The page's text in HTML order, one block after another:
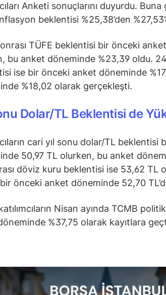
Anketi sonuçlarını duyurdu. Buna
beklentisi %25,38’den
TÜFE beklentisi bir önceki
bu anket döneminde %23,39 oldu.
ise bir önceki anket döneminde
%18,02 olarak gerçekleşti.
Dolar/TL Beklentisi de
cari yıl sonu dolar/TL
50,97 TL olurken, bu anket
döviz kuru beklentisi ise 53,62 TL
önceki anket döneminde 52,70
Nisan ayında TCMB
%37,75 olarak kayıtlara